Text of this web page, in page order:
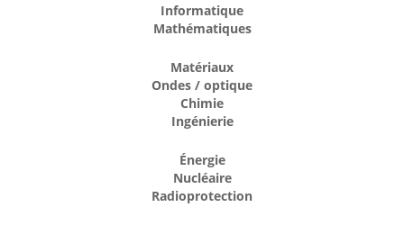
Informatique
Mathématiques
Matériaux
Ondes / optique
Chimie
Ingénierie
Énergie
Nucléaire
Radioprotection